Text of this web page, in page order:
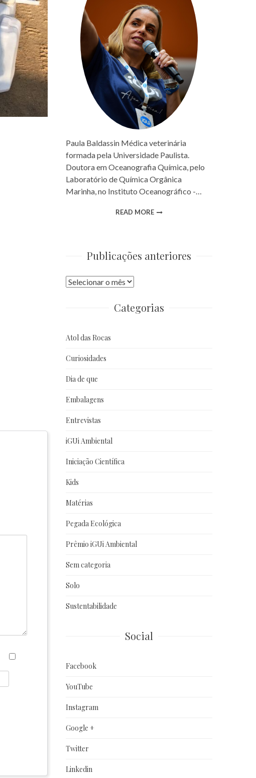
Paula Baldassin Médica veterinária
formada pela Universidade Paulista.
Doutora em Oceanografia Química, pelo
Laboratório de Química Orgânica
Marinha, no Instituto Oceanográfico -…
READ MORE
Publicações anteriores
Publicações
Categorias
Atol das Rocas
Curiosidades
Dia de que
Embalagens
Entrevistas
iGUi Ambiental
Iniciação Científica
Kids
Matérias
Pegada Ecológica
Prêmio iGUi Ambiental
Sem categoria
Solo
Sustentabilidade
Social
Facebook
YouTube
Instagram
Google +
Twitter
Linkedin